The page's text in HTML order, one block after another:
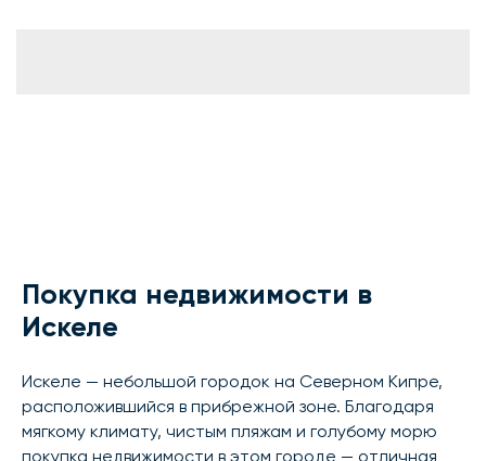
Покупка недвижимости в
Искеле
Искеле — небольшой городок на Северном Кипре,
расположившийся в прибрежной зоне. Благодаря
мягкому климату, чистым пляжам и голубому морю
покупка недвижимости в этом городе — отличная